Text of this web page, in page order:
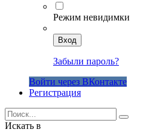
Режим невидимки
Вход
Забыли пароль?
Войти через ВКонтакте
Регистрация
Искать в